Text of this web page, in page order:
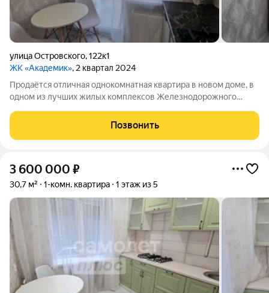
улица Островского,122к1
ЖК «Академик», 2 квартал 2024
Продаётся отличная однокомнатная квартира в новом доме, в
одном из лучших жилых комплексов Железнодорожного
непосредственной близости от медицинского университета и
технологического колледжа. В
Позвонить
3 600 000 ₽
30,7 м² 1-комн. квартира 1 этаж из 5